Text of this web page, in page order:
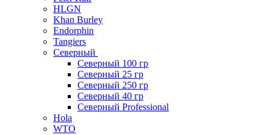
HLGN
Khan Burley
Endorphin
Tangiers
Северный
Северный 100 гр
Северный 25 гр
Северный 250 гр
Северный 40 гр
Северный Professional
Hola
WTO